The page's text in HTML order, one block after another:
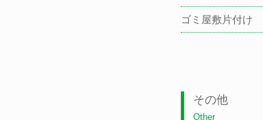
ゴミ屋敷片付け
その他
Other